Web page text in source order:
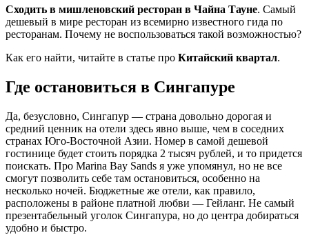
Сходить в мишленовский ресторан в Чайна Тауне. Самый
дешевый в мире ресторан из всемирно известного гида по
ресторанам. Почему не воспользоваться такой возможностью?
Как его найти, читайте в статье про Китайский квартал.
Где остановиться в Сингапуре
Да, безусловно, Сингапур — страна довольно дорогая и
средний ценник на отели здесь явно выше, чем в соседних
странах Юго-Восточной Азии. Номер в самой дешевой
гостинице будет стоить порядка 2 тысяч рублей, и то придется
поискать. Про Marina Bay Sands я уже упомянул, но не все
смогут позволить себе там остановиться, особенно на
несколько ночей. Бюджетные же отели, как правило,
расположены в районе платной любви — Гейланг. Не самый
презентабельный уголок Сингапура, но до центра добираться
удобно и быстро.